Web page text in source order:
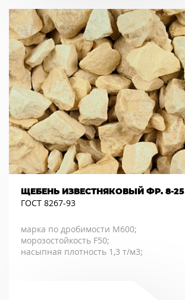
ЩЕБЕНЬ ИЗВЕСТНЯКОВЫЙ ФР. 8-25
ГОСТ 8267-93
марка по дробимости М600;
морозостойкость F50;
насыпная плотность 1,3 т/м3;